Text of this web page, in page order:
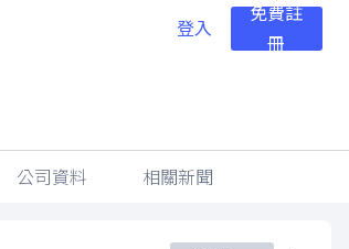
登入
免費註
冊
公司資料 相關新聞